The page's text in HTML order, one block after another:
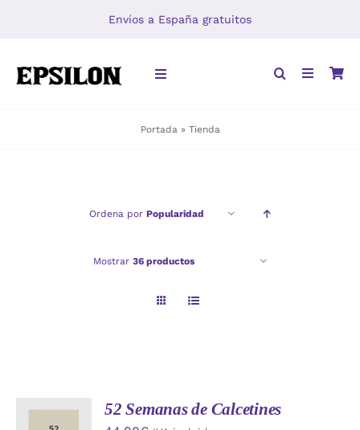
Envíos a España gratuitos
Toggle
Portada » Tienda
Ordena por Popularidad
Mostrar 36 productos
52 Semanas de Calcetines